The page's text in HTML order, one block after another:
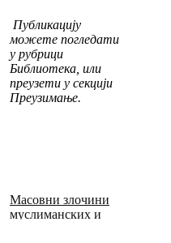
Публикацију
можете погледати
у рубрици
Библиотека, или
преузети у секцији
Преузимање.
Масовни злочини
муслиманских и